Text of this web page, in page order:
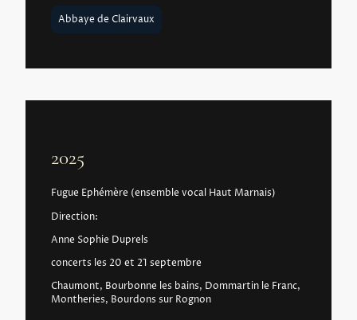
Abbaye de Clairvaux
2025
Fugue Ephémère (ensemble vocal Haut Marnais)
Direction:
Anne Sophie Duprels
concerts les 20 et 21 septembre
Chaumont, Bourbonne les bains, Dommartin le Franc,
Montheries, Bourdons sur Rognon